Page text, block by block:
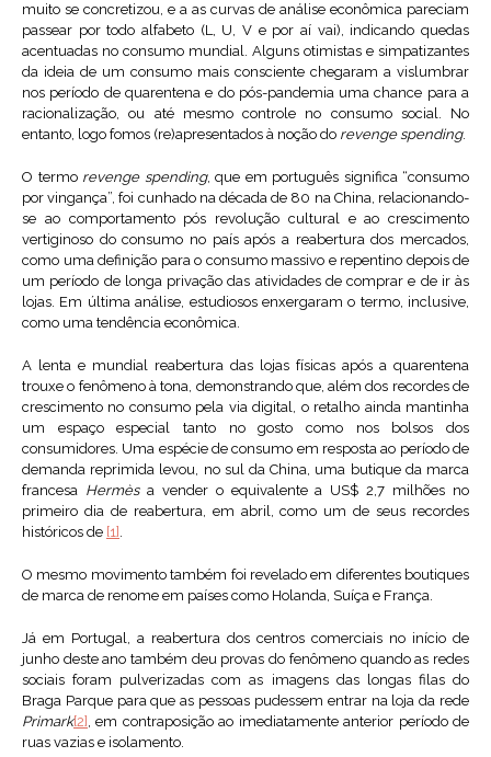
muito se concretizou, e a as curvas de análise econômica pareciam
passear por todo alfabeto (L, U, V e por aí vai), indicando quedas
acentuadas no consumo mundial. Alguns otimistas e simpatizantes
da ideia de um consumo mais consciente chegaram a vislumbrar
nos período de quarentena e do pós-pandemia uma chance para a
racionalização, ou até mesmo controle no consumo social. No
entanto, logo fomos (re)apresentados à noção do revenge spending.
O termo revenge spending, que em português significa “consumo
por vingança”, foi cunhado na década de 80 na China, relacionando-
se ao comportamento pós revolução cultural e ao crescimento
vertiginoso do consumo no país após a reabertura dos mercados,
como uma definição para o consumo massivo e repentino depois de
um período de longa privação das atividades de comprar e de ir às
lojas. Em última análise, estudiosos enxergaram o termo, inclusive,
como uma tendência econômica.
A lenta e mundial reabertura das lojas físicas após a quarentena
trouxe o fenômeno à tona, demonstrando que, além dos recordes de
crescimento no consumo pela via digital, o retalho ainda mantinha
um espaço especial tanto no gosto como nos bolsos dos
consumidores. Uma espécie de consumo em resposta ao período de
demanda reprimida levou, no sul da China, uma butique da marca
francesa Hermèsa vender o equivalente a US$ 2,7 milhões no
primeiro dia de reabertura, em abril, como um de seus recordes
históricos de [1] .
O mesmo movimento também foi revelado em diferentes boutiques
de marca de renome em países como Holanda, Suíça e França.
Já em Portugal, a reabertura dos centros comerciais no início de
junho deste ano também deu provas do fenômeno quando as redes
sociais foram pulverizadas com as imagens das longas filas do
Braga Parque para que as pessoas pudessem entrar na loja da rede
Primark[2] , em contraposição ao imediatamente anterior período de
ruas vazias e isolamento.